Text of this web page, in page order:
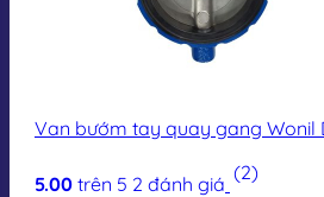
Van bướm tay quay gang Wonil
5.00 trên 5 2 đánh giá (2)